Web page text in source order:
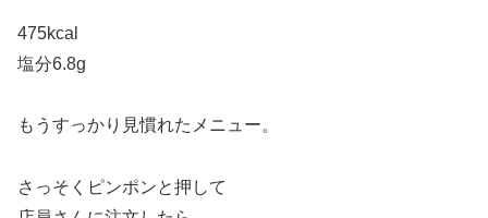
475kcal
塩分6.8g
もうすっかり見慣れたメニュー。
さっそくピンポンと押して